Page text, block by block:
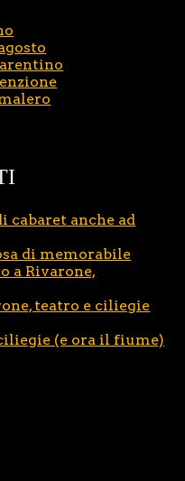
cabaret anche ad
di memorabile
a Rivarone,
teatro e ciliegie
(e ora il fiume)